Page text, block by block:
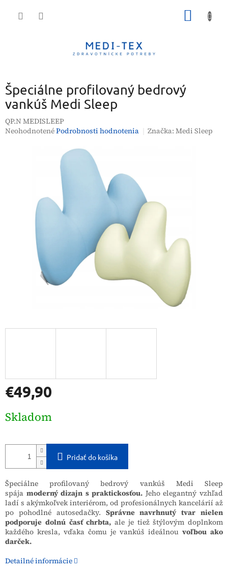
Špeciálne profilovaný bedrový
vankúš Medi Sleep
QP.N MEDISLEEP
Priemerné
hviezdičiek.
NeohodnotenéPodrobnosti hodnotenia Značka:Medi Sleep
€49,90
cena:
Skladom
Pridať do košíka
Špeciálne profilovaný bedrový vankúš Medi Sleep
spája moderný dizajn s praktickosťou. Jeho elegantný vzhľad
ladí s akýmkoľvek interiérom, od profesionálnych kancelárií až
po pohodlné autosedačky. Správne navrhnutý tvar nielen
podporuje dolnú časť chrbta, ale je tiež štýlovým doplnkom
každého kresla, vďaka čomu je vankúš ideálnou voľbou ako
darček.
Detailné informácie